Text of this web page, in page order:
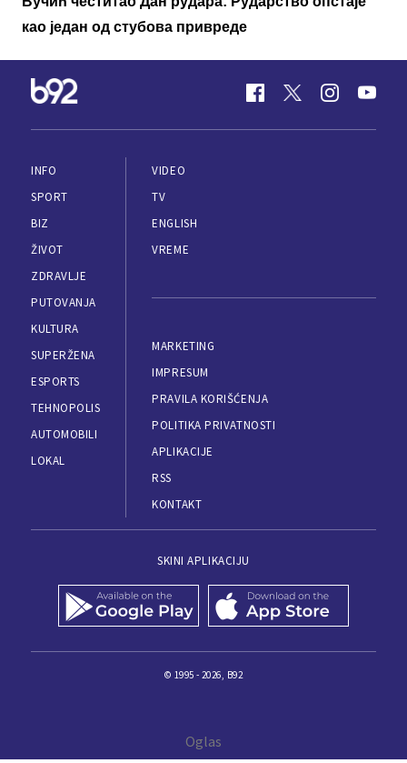
pokušaj da lažima umanjiš Vučićeve rezultate!
03. 08. 2026 13:23
Hibrid broj 1 koji osvaja Evropu, sada po specijalnoj
akcijskoj ceni od 19.990€ do 31.8.